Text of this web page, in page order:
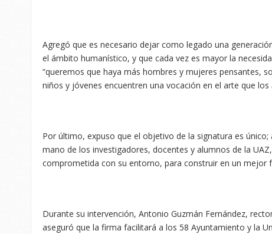
Agregó que es necesario dejar como legado una
el ámbito humanístico, y que cada vez es mayor la
“queremos que haya más hombres y mujeres pensantes,
niños y jóvenes encuentren una vocación en el arte que
Por último, expuso que el objetivo de la signatura es
mano de los investigadores, docentes y alumnos de la
comprometida con su entorno, para construir en un mejor
Durante su intervención, Antonio Guzmán Fernández,
aseguró que la firma facilitará a los 58 Ayuntamiento y la